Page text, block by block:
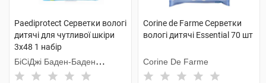
Paediprotect Серветки вологі
дитячі для чутливої шкіри
3х48 1 набір
БіСіДжі Баден-Баден
Косметікс Груп Гмбх
Corine de Farme Серветки
вологі дитячі Essential 70 шт
Corine De Farme